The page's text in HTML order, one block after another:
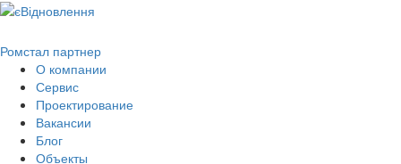
Ромстал партнер
О компании
Сервис
Проектирование
Вакансии
Блог
Объекты